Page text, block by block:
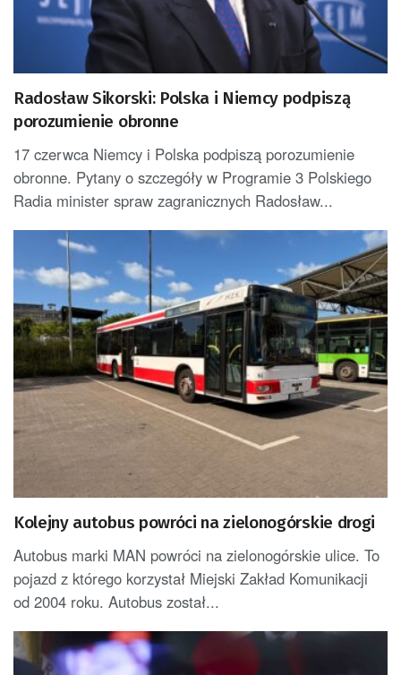
Radosław Sikorski: Polska i Niemcy podpiszą
porozumienie obronne
17 czerwca Niemcy i Polska podpiszą porozumienie
obronne. Pytany o szczegóły w Programie 3 Polskiego
Radia minister spraw zagranicznych Radosław...
Kolejny autobus powróci na zielonogórskie drogi
Autobus marki MAN powróci na zielonogórskie ulice. To
pojazd z którego korzystał Miejski Zakład Komunikacji
od 2004 roku. Autobus został...